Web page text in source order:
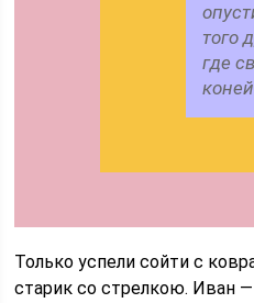
того
где
Только успели сойти с
старик со стрелкою. Иван